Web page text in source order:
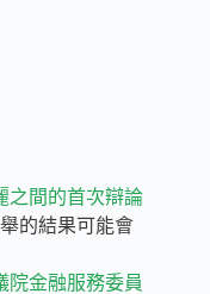
之間的首次辯論
的結果可能會
院金融服務委員